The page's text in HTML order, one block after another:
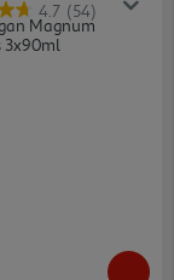
4.7 (54)
Magnum
3x90ml
from